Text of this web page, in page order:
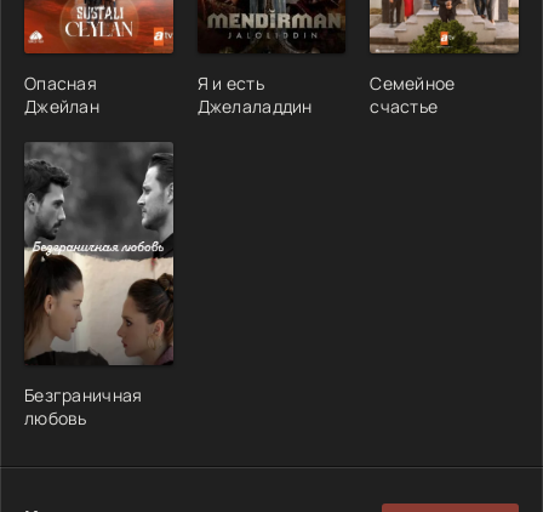
Опасная
Джейлан
Я и есть
Джелаладдин
Семейное
счастье
Безграничная
любовь